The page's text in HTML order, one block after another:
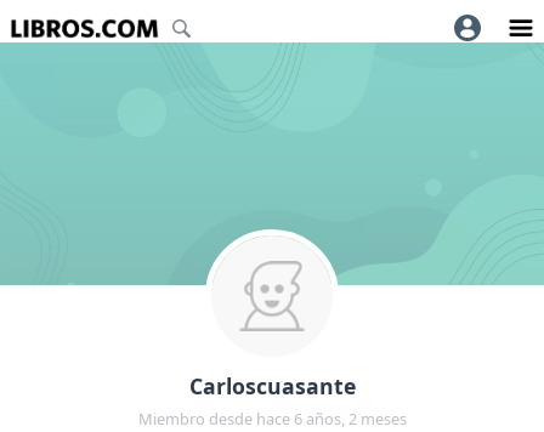
Carloscuasante
Miembro desde hace 6 años, 2 meses